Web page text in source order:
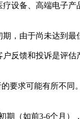
设备、高端电子
，由于尚未达到
反馈和投诉是评
要求可能有所不
期（如前3-6个月